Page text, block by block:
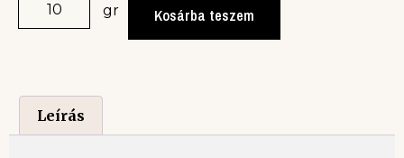
gr Kosárba teszem
Leírás